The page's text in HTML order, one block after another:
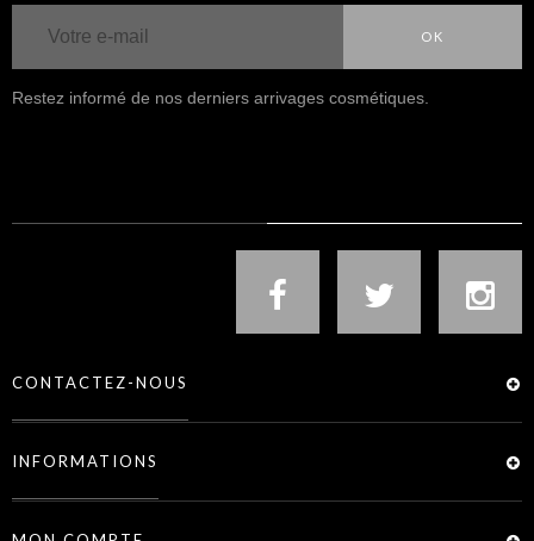
OK
Restez informé de nos derniers arrivages cosmétiques.
CONTACTEZ-NOUS
INFORMATIONS